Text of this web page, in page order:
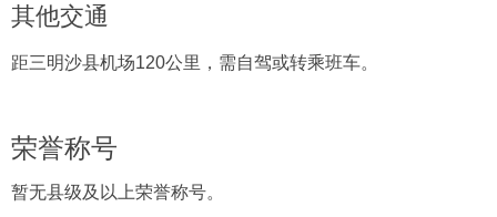
其他交通
距三明沙县机场120公里，需自驾或转乘班车。
荣誉称号
暂无县级及以上荣誉称号。